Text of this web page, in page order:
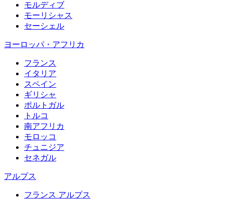
モルディブ
モーリシャス
セーシェル
ヨーロッパ・アフリカ
フランス
イタリア
スペイン
ギリシャ
ポルトガル
トルコ
南アフリカ
モロッコ
チュニジア
セネガル
アルプス
フランス アルプス